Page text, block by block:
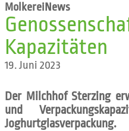
MolkereiNews
Kapazitäten
19. Juni 2023
Der Milchhof Sterzing
und
Joghurtglasverpackung.